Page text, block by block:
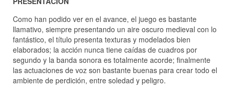
Como han podido ver en el avance, el juego es bastante
llamativo, siempre presentando un aire oscuro medieval con lo
fantástico, el título presenta texturas y modelados bien
elaborados; la acción nunca tiene caídas de cuadros por
segundo y la banda sonora es totalmente acorde; finalmente
las actuaciones de voz son bastante buenas para crear todo el
ambiente de perdición, entre soledad y peligro.